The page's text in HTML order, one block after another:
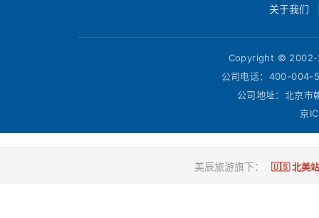
关于我们
Copyright © 2002-
公司电话：400-
公司地址：北京市
京
美辰旅游旗下： 🇺🇸 北美站